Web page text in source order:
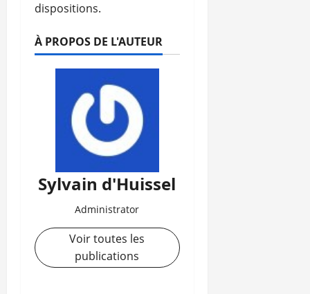
dispositions.
À PROPOS DE L'AUTEUR
Sylvain d'Huissel
Administrator
Voir toutes les
publications